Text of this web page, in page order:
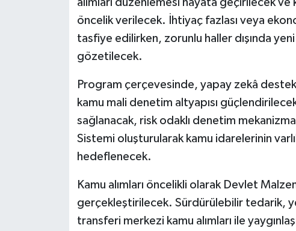
alımları düzenlemesi hayata geçirilecek ve
öncelik verilecek. İhtiyaç fazlası veya
tasfiye edilirken, zorunlu haller dışında
gözetilecek.
Program çerçevesinde, yapay zekâ
kamu mali denetim altyapısı
sağlanacak, risk odaklı denetim
Sistemi oluşturularak kamu idarelerinin
hedeflenecek.
Kamu alımları öncelikli olarak Devlet
gerçekleştirilecek. Sürdürülebilir tedarik,
transferi merkezi kamu alımları ile